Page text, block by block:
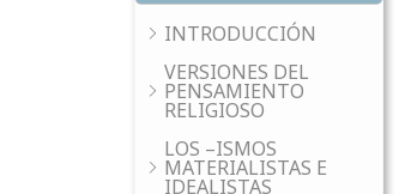
INTRODUCCIÓN
VERSIONES DEL
PENSAMIENTO
RELIGIOSO
LOS –ISMOS
MATERIALISTAS E
IDEALISTAS